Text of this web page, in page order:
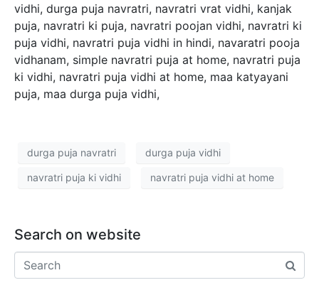
vidhi, durga puja navratri, navratri vrat vidhi, kanjak
puja, navratri ki puja, navratri poojan vidhi, navratri ki
puja vidhi, navratri puja vidhi in hindi, navaratri pooja
vidhanam, simple navratri puja at home, navratri puja
ki vidhi, navratri puja vidhi at home, maa katyayani
puja, maa durga puja vidhi,
durga puja navratri durga puja vidhi
navratri puja ki vidhi navratri puja vidhi at home
Search on website